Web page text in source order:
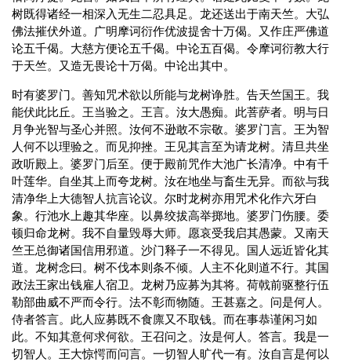
树既得诸经一相深入无生二忍具足。龙还送出于南天竺。大弘
佛法摧伏外道。广明摩诃衍作优波提舍十万偈。又作庄严佛道
论五千偈。大慈方便论五千偈。中论五百偈。令摩诃衍教大行
于天竺。又造无畏论十万偈。中论出其中。
时有婆罗门。善知咒术欲以所能与龙树诤胜。告天竺国王。我
能伏此比丘。王当验之。王言。汝大愚痴。此菩萨者。明与日
月争光智与圣心并照。汝何不逊敢不宗敬。婆罗门言。王为智
人何不以理验之。而见抑挫。王见其言至为请龙树。清旦共坐
政听殿上。婆罗门后至。便于殿前咒作大池广长清净。中有千
叶莲华。自坐其上而夸龙树。汝在地坐与畜生无异。而欲与我
清净华上大德智人抗言论议。尔时龙树亦用咒术化作六牙白
象。行池水上趣其华座。以鼻绞拔高举掷地。婆罗门伤腰。委
顿归命龙树。我不自量毁辱大师。愿哀受我启其愚蒙。又南天
竺王总御诸国信用邪道。沙门释子一不得见。国人远近皆化其
道。龙树念曰。树不伐本则条不倾。人主不化则道不行。其国
政法王家出钱雇人宿卫。龙树乃应募为其将。荷戟前驱整行伍
勒部曲威不严而令行。法不彰而物随。王甚嘉之。问是何人。
侍者答言。此人应募既不食廪又不取钱。而在事恭谨闲习如
此。不知其意何求何欲。王召问之。汝是何人。答言。我是一
切智人。王大惊愕而问言。一切智人旷代一有。汝自言是何以